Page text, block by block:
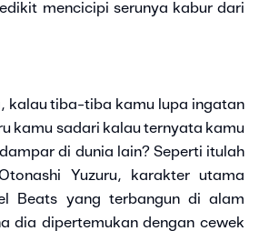
mencicipi serunya kabur dari
kalau tiba-tiba kamu lupa ingatan
kamu sadari kalau ternyata kamu
di dunia lain? Seperti itulah
Yuzuru, karakter utama
Beats yang terbangun di alam
dia dipertemukan dengan cewek